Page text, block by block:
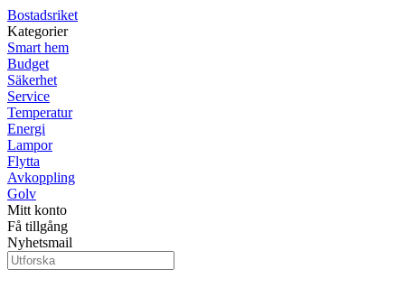
Bostadsriket
Kategorier
Smart hem
Budget
Säkerhet
Service
Temperatur
Energi
Lampor
Flytta
Avkoppling
Golv
Mitt konto
Få tillgång
Nyhetsmail